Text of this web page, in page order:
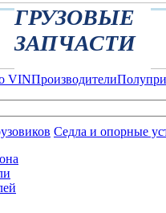
ГРУЗОВЫЕ
ЗАПЧАСТИ
VINПроизводители
Седла и опорные